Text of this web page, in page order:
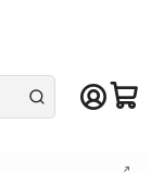
en el gran
SSD Portátil
C 2TB